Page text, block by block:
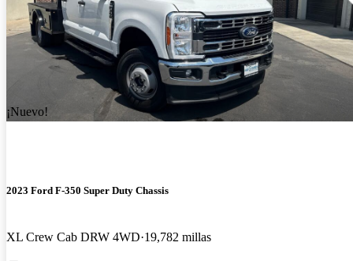
¡Nuevo!
2023 Ford F-350 Super Duty Chassis
XL Crew Cab DRW 4WD 19,782 millas